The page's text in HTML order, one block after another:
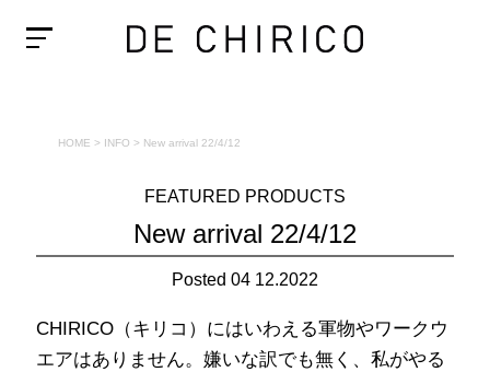
HOME > INFO > New arrival 22/4/12
FEATURED PRODUCTS
New arrival 22/4/12
Posted 04 12.2022
CHIRICO（キリコ）にはいわえる軍物やワークウ
エアはありません。嫌いな訳でも無く、私がやる